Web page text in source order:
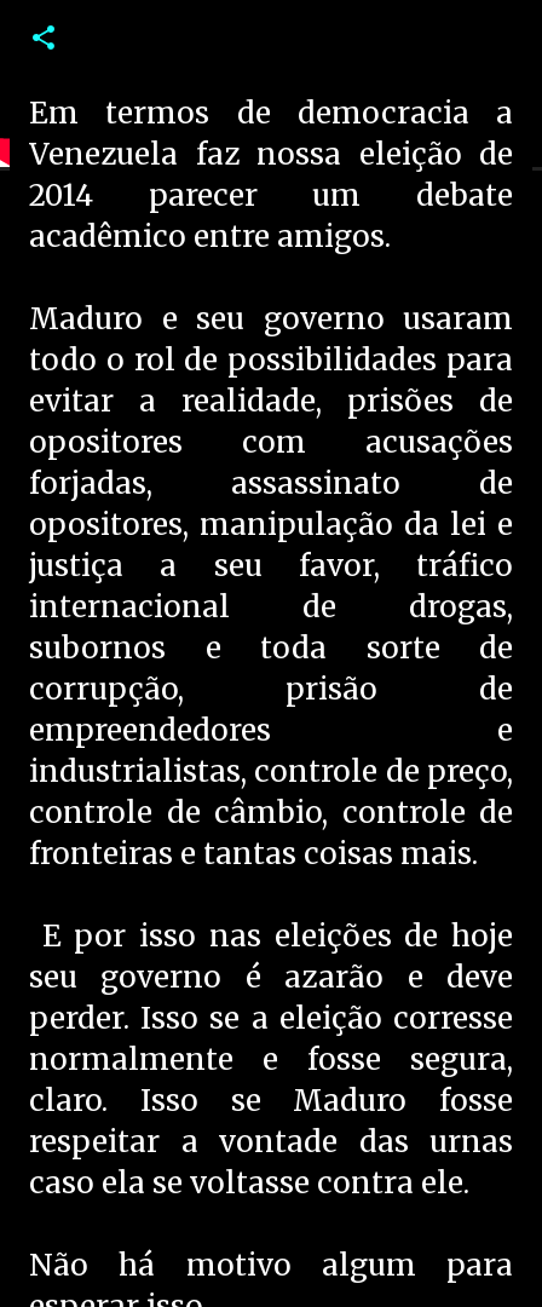
Em termos de democracia a
Venezuela faz nossa eleição de
2014 parecer um debate
acadêmico entre amigos.
Maduro e seu governo usaram
todo o rol de possibilidades para
evitar a realidade, prisões de
opositores com acusações
forjadas, assassinato de
opositores, manipulação da lei e
justiça a seu favor, tráfico
internacional de drogas,
subornos e toda sorte de
corrupção, prisão de
empreendedores e
industrialistas, controle de preço,
controle de câmbio, controle de
fronteiras e tantas coisas mais.
E por isso nas eleições de hoje
seu governo é azarão e deve
perder. Isso se a eleição corresse
normalmente e fosse segura,
claro. Isso se Maduro fosse
respeitar a vontade das urnas
caso ela se voltasse contra ele.
Não há motivo algum para